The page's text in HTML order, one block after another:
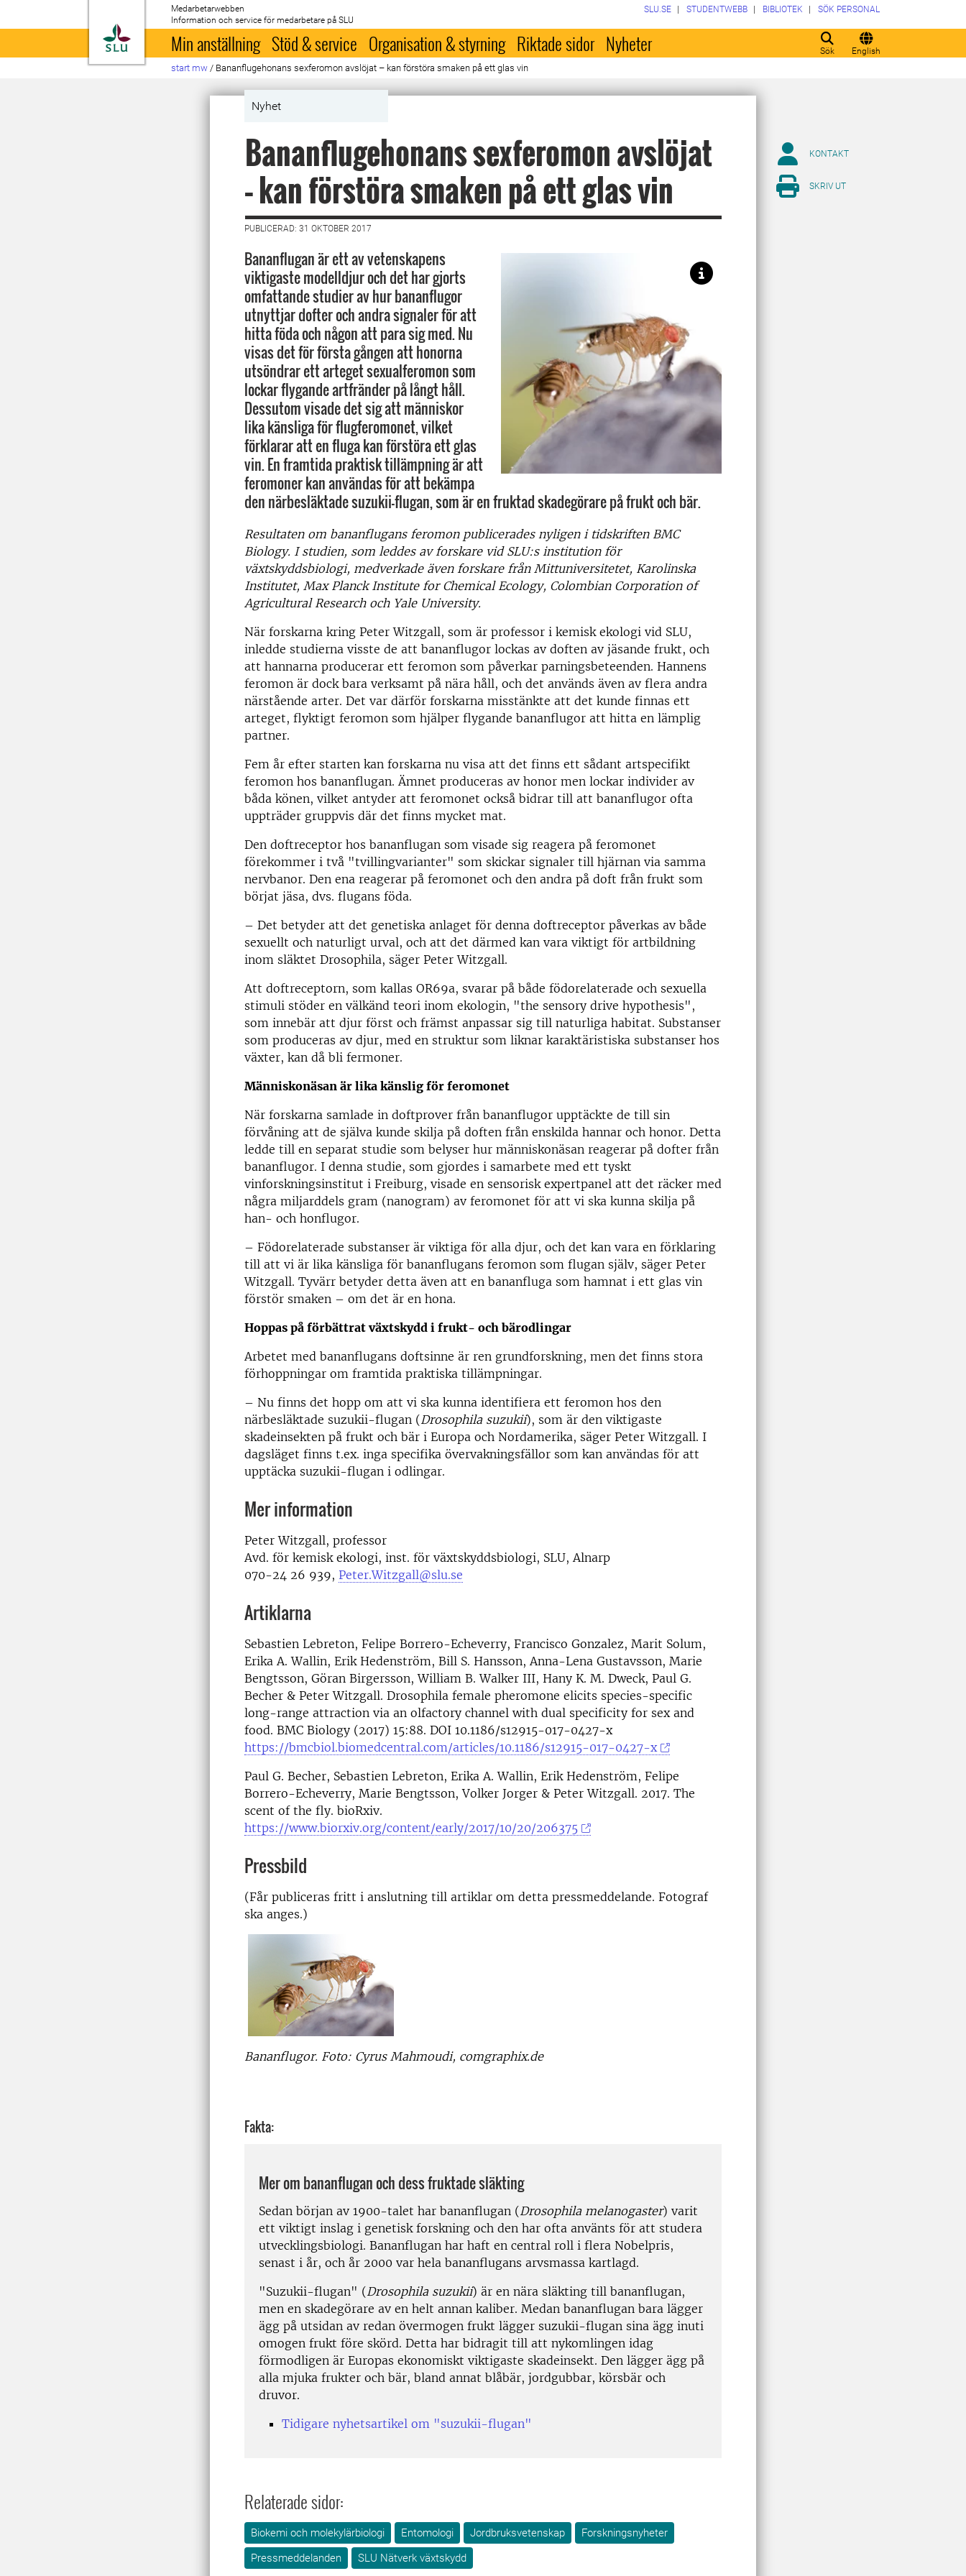
Till startsida
Medarbetarwebben
Information och service för medarbetare på SLU
Sök English
SLU.SE STUDENTWEBB BIBLIOTEK SÖK PERSONAL
Min anställning Stöd & service Organisation & styrning Riktade sidor Nyheter
start mw / Bananflugehonans sexferomon avslöjat – kan förstöra smaken på ett glas vin
Nyhet
Bananflugehonans sexferomon avslöjat
– kan förstöra smaken på ett glas vin
PUBLICERAD: 31 OKTOBER 2017
Bananflugan är ett av vetenskapens
viktigaste modelldjur och det har gjorts
omfattande studier av hur bananflugor
utnyttjar dofter och andra signaler för att
hitta föda och någon att para sig med. Nu
visas det för första gången att honorna
utsöndrar ett arteget sexualferomon som
lockar flygande artfränder på långt håll.
Dessutom visade det sig att människor
lika känsliga för flugferomonet, vilket
förklarar att en fluga kan förstöra ett glas
vin. En framtida praktisk tillämpning är att
feromoner kan användas för att bekämpa
den närbesläktade suzukii-flugan, som är en fruktad skadegörare på frukt och bär.
Resultaten om bananflugans feromon publicerades nyligen i tidskriften BMC
Biology. I studien, som leddes av forskare vid SLU:s institution för
växtskyddsbiologi, medverkade även forskare från Mittuniversitetet, Karolinska
Institutet, Max Planck Institute for Chemical Ecology, Colombian Corporation of
Agricultural Research och Yale University.
När forskarna kring Peter Witzgall, som är professor i kemisk ekologi vid SLU,
inledde studierna visste de att bananflugor lockas av doften av jäsande frukt, och
att hannarna producerar ett feromon som påverkar parningsbeteenden. Hannens
feromon är dock bara verksamt på nära håll, och det används även av flera andra
närstående arter. Det var därför forskarna misstänkte att det kunde finnas ett
arteget, flyktigt feromon som hjälper flygande bananflugor att hitta en lämplig
partner.
Fem år efter starten kan forskarna nu visa att det finns ett sådant artspecifikt
feromon hos bananflugan. Ämnet produceras av honor men lockar individer av
båda könen, vilket antyder att feromonet också bidrar till att bananflugor ofta
uppträder gruppvis där det finns mycket mat.
Den doftreceptor hos bananflugan som visade sig reagera på feromonet
förekommer i två "tvillingvarianter" som skickar signaler till hjärnan via samma
nervbanor. Den ena reagerar på feromonet och den andra på doft från frukt som
börjat jäsa, dvs. flugans föda.
– Det betyder att det genetiska anlaget för denna doftreceptor påverkas av både
sexuellt och naturligt urval, och att det därmed kan vara viktigt för artbildning
inom släktet Drosophila, säger Peter Witzgall.
Att doftreceptorn, som kallas OR69a, svarar på både födorelaterade och sexuella
stimuli stöder en välkänd teori inom ekologin, "the sensory drive hypothesis",
som innebär att djur först och främst anpassar sig till naturliga habitat. Substanser
som produceras av djur, med en struktur som liknar karaktäristiska substanser hos
växter, kan då bli fermoner.
Människonäsan är lika känslig för feromonet
När forskarna samlade in doftprover från bananflugor upptäckte de till sin
förvåning att de själva kunde skilja på doften från enskilda hannar och honor. Detta
ledde till en separat studie som belyser hur människonäsan reagerar på dofter från
bananflugor. I denna studie, som gjordes i samarbete med ett tyskt
vinforskningsinstitut i Freiburg, visade en sensorisk expertpanel att det räcker med
några miljarddels gram (nanogram) av feromonet för att vi ska kunna skilja på
han- och honflugor.
– Födorelaterade substanser är viktiga för alla djur, och det kan vara en förklaring
till att vi är lika känsliga för bananflugans feromon som flugan själv, säger Peter
Witzgall. Tyvärr betyder detta även att en bananfluga som hamnat i ett glas vin
förstör smaken – om det är en hona.
Hoppas på förbättrat växtskydd i frukt- och bärodlingar
Arbetet med bananflugans doftsinne är ren grundforskning, men det finns stora
förhoppningar om framtida praktiska tillämpningar.
– Nu finns det hopp om att vi ska kunna identifiera ett feromon hos den
närbesläktade suzukii-flugan (Drosophila suzukii), som är den viktigaste
skadeinsekten på frukt och bär i Europa och Nordamerika, säger Peter Witzgall. I
dagsläget finns t.ex. inga specifika övervakningsfällor som kan användas för att
upptäcka suzukii-flugan i odlingar.
Mer information
Peter Witzgall, professor
Avd. för kemisk ekologi, inst. för växtskyddsbiologi, SLU, Alnarp
070-24 26 939, Peter.Witzgall@slu.se
Artiklarna
Sebastien Lebreton, Felipe Borrero-Echeverry, Francisco Gonzalez, Marit Solum,
Erika A. Wallin, Erik Hedenström, Bill S. Hansson, Anna-Lena Gustavsson, Marie
Bengtsson, Göran Birgersson, William B. Walker III, Hany K. M. Dweck, Paul G.
Becher & Peter Witzgall. Drosophila female pheromone elicits species-specific
long-range attraction via an olfactory channel with dual specificity for sex and
food. BMC Biology (2017) 15:88. DOI 10.1186/s12915-017-0427-x
https://bmcbiol.biomedcentral.com/articles/10.1186/s12915-017-0427-x
Paul G. Becher, Sebastien Lebreton, Erika A. Wallin, Erik Hedenström, Felipe
Borrero-Echeverry, Marie Bengtsson, Volker Jorger & Peter Witzgall. 2017. The
scent of the fly. bioRxiv.
https://www.biorxiv.org/content/early/2017/10/20/206375
Pressbild
(Får publiceras fritt i anslutning till artiklar om detta pressmeddelande. Fotograf
ska anges.)
Bananflugor. Foto: Cyrus Mahmoudi, comgraphix.de
Fakta:
Mer om bananflugan och dess fruktade släkting
Sedan början av 1900-talet har bananflugan (Drosophila melanogaster) varit
ett viktigt inslag i genetisk forskning och den har ofta använts för att studera
utvecklingsbiologi. Bananflugan har haft en central roll i flera Nobelpris,
senast i år, och år 2000 var hela bananflugans arvsmassa kartlagd.
"Suzukii-flugan" (Drosophila suzukii) är en nära släkting till bananflugan,
men en skadegörare av en helt annan kaliber. Medan bananflugan bara lägger
ägg på utsidan av redan övermogen frukt lägger suzukii-flugan sina ägg inuti
omogen frukt före skörd. Detta har bidragit till att nykomlingen idag
förmodligen är Europas ekonomiskt viktigaste skadeinsekt. Den lägger ägg på
alla mjuka frukter och bär, bland annat blåbär, jordgubbar, körsbär och
druvor.
Tidigare nyhetsartikel om "suzukii-flugan"
Relaterade sidor:
Biokemi och molekylärbiologi Entomologi Jordbruksvetenskap
Forskningsnyheter
Pressmeddelanden
SLU Nätverk växtskydd
KONTAKT
SKRIV UT